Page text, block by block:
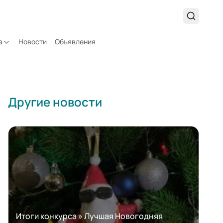
Новости Объявления
Другие новости
Итоги конкурса » Лучшая Новогодняя